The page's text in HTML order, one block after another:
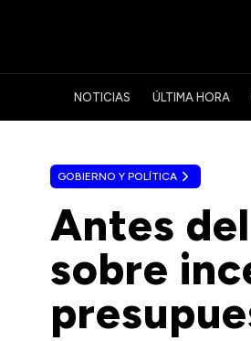
NOTICIAS ÚLTIMA HORA
GOBIERNO Y POLÍTICA
Antes
sobre